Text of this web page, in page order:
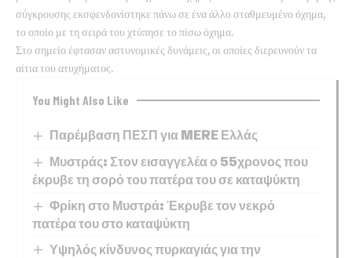
σύγκρουσης εκσφενδονίστηκε πάνω σε ένα άλλο σταθμευμένο όχημα,
το οποίο με τη σειρά του χτύπησε το πίσω όχημα.
Στο σημείο έφτασαν αστυνομικές δυνάμεις, οι οποίες διερευνούν τα
αίτια του ατυχήματος.
You Might Also Like
Παρέμβαση ΠΕΣΠ για MERE Ελλάς
Μυστράς: Στον εισαγγελέα ο 55χρονος που
έκρυβε τη σορό του πατέρα του σε καταψύκτη
Φρίκη στο Μυστρά: Έκρυβε τον νεκρό
πατέρα του στο καταψύκτη
Υψηλός κίνδυνος πυρκαγιάς για την